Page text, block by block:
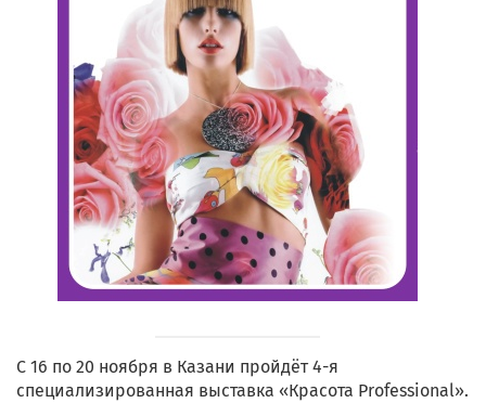
С 16 по 20 ноября в Казани пройдёт 4-я
специализированная выставка «Красота Professional».